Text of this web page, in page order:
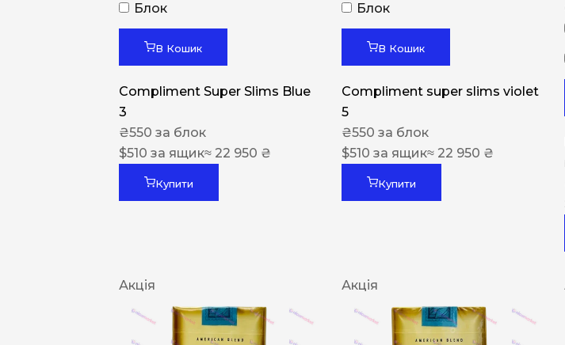
Блок
В Кошик
Compliment Super Slims Blue
3
₴550 за блок
$510 за ящик≈ 22 950 ₴
Купити
Блок
В Кошик
Compliment super slims violet
5
₴550 за блок
$510 за ящик≈ 22 950 ₴
Купити
Акція Акція